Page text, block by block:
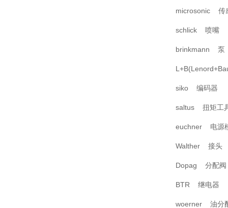
microsonic 传
schlick 喷嘴
brinkmann 泵
siko 编码器
saltus 扭矩工
euchner 电源
Walther 接头
Dopag 分配阀
BTR 继电器
woerner 油分